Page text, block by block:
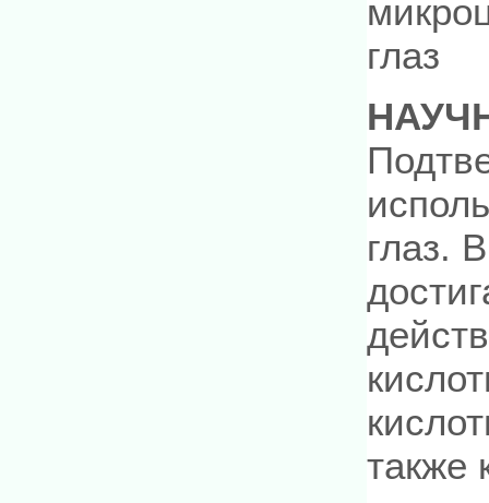
глаз
глаз.
также